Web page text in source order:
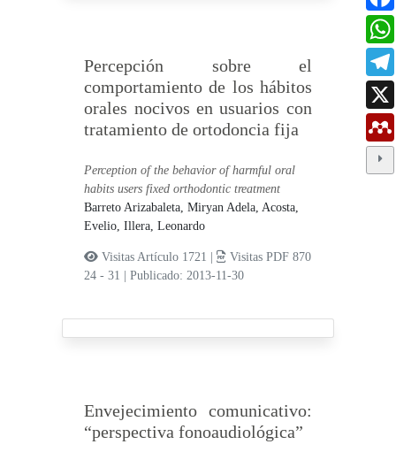
Percepción sobre el
comportamiento de los hábitos
orales nocivos en usuarios con
tratamiento de ortodoncia fija
Perception of the behavior of harmful oral
habits users fixed orthodontic treatment
Barreto Arizabaleta, Miryan Adela,Acosta,
Evelio,Illera, Leonardo
Visitas Artículo 1721 |
Visitas PDF 870
24 - 31
|Publicado: 2013-11-30
Envejecimiento comunicativo:
“perspectiva fonoaudiológica”